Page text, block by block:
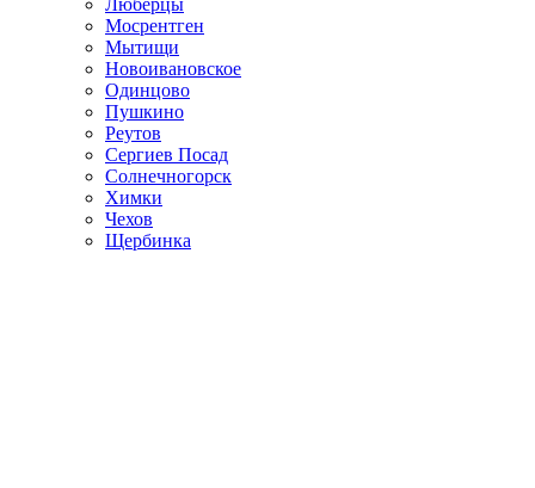
Люберцы
Мосрентген
Мытищи
Новоивановское
Одинцово
Пушкино
Реутов
Сергиев Посад
Солнечногорск
Химки
Чехов
Щербинка